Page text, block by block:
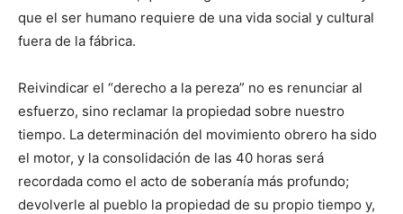
que el ser humano requiere de una vida social y cultural
fuera de la fábrica.
Reivindicar el “derecho a la pereza” no es renunciar al
esfuerzo, sino reclamar la propiedad sobre nuestro
tiempo. La determinación del movimiento obrero ha sido
el motor, y la consolidación de las 40 horas será
recordada como el acto de soberanía más profundo;
devolverle al pueblo la propiedad de su propio tiempo y,